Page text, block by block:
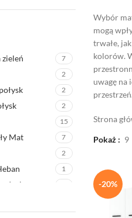
7
2
2
2
15
Mat 7
2
1
Wybór
mogą
trwałe,
kolorów.
uwagę na
Strona
Pokaż 9
-20%